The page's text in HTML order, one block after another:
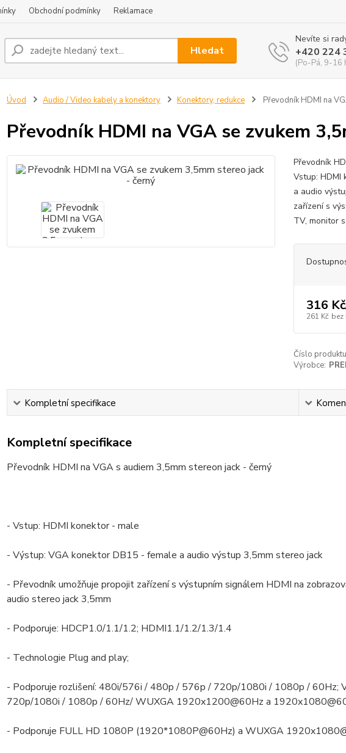
Obchodní podmínky Reklamace
Hledat
Nevíte si
+420 224
(Po-Pá, 9-16
Úvod Audio / Video kabely a konektory Konektory, redukce Převodník HDMI na
Převodník HDMI na VGA se zvukem
Převodník
Vstup:
a audio
zařízení s
TV, monitor
316 Kč
261 Kč bez
Číslo
Výrobce:
Kompletní specifikace
Kompletní specifikace
Převodník HDMI na VGA s audiem 3,5mm stereon jack - černý
- Vstup: HDMI konektor - male
- Výstup: VGA konektor DB15 - female a audio výstup 3,5mm stereo jack
- Převodník umožňuje propojit zařízení s výstupním signálem HDMI na
audio stereo jack 3,5mm
- Podporuje: HDCP1.0/1.1/1.2; HDMI1.1/1.2/1.3/1.4
- Technologie Plug and play;
- Podporuje rozlišení: 480i/576i / 480p / 576p / 720p/1080i / 1080p / 60Hz;
720p/1080i / 1080p / 60Hz/ WUXGA 1920x1200@60Hz a
- Podporuje FULL HD 1080P (1920*1080P@60Hz) a WUXGA